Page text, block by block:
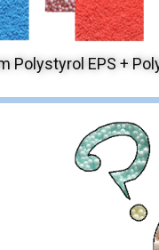
Polystyrol EPS +